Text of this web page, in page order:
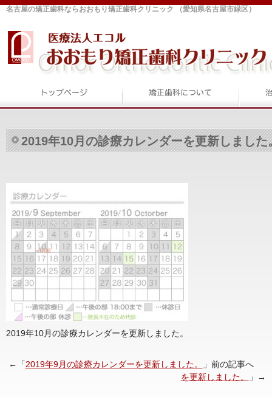
名古屋の矯正歯科ならおおもり矯正歯科クリニック （愛知県名古屋市緑区）
2019年10月の診療カレンダーを更新しました
2019年10月の診療カレンダーを更新しました。
←「2019年9月の診療カレンダーを更新しました。
」前の記事へ
を更新しました。
」→